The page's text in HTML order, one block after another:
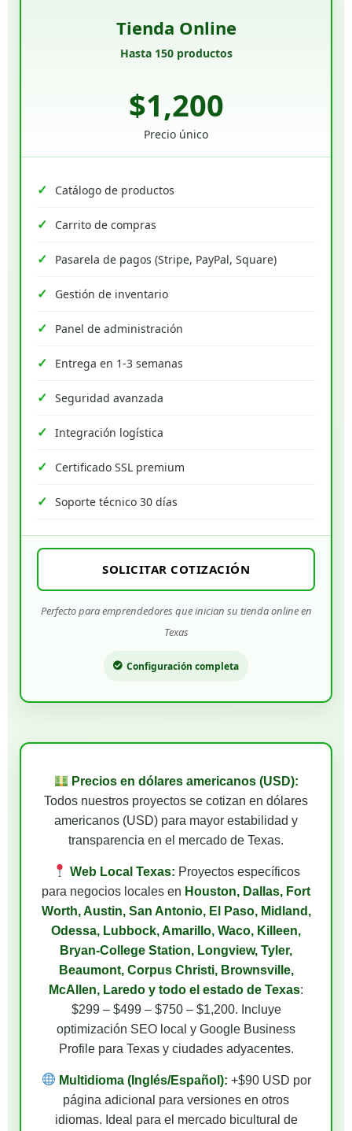
Tienda Online
Hasta 150 productos
$1,200
Precio único
Catálogo de productos
Carrito de compras
Pasarela de pagos (Stripe, PayPal, Square)
Gestión de inventario
Panel de administración
Entrega en 1-3 semanas
Seguridad avanzada
Integración logística
Certificado SSL premium
Soporte técnico 30 días
SOLICITAR COTIZACIÓN
Perfecto para emprendedores que inician su tienda online en
Texas
Configuración completa
Precios en dólares americanos (USD):
Todos nuestros proyectos se cotizan en dólares
americanos (USD) para mayor estabilidad y
transparencia en el mercado de Texas.
Web Local Texas: Proyectos específicos
para negocios locales en Houston, Dallas, Fort
Worth, Austin, San Antonio, El Paso, Midland,
Odessa, Lubbock, Amarillo, Waco, Killeen,
Bryan-College Station, Longview, Tyler,
Beaumont, Corpus Christi, Brownsville,
McAllen, Laredo y todo el estado de Texas:
$299 – $499 – $750 – $1,200. Incluye
optimización SEO local y Google Business
Profile para Texas y ciudades adyacentes.
Multidioma (Inglés/Español): +$90 USD por
página adicional para versiones en otros
idiomas. Ideal para el mercado bicultural de